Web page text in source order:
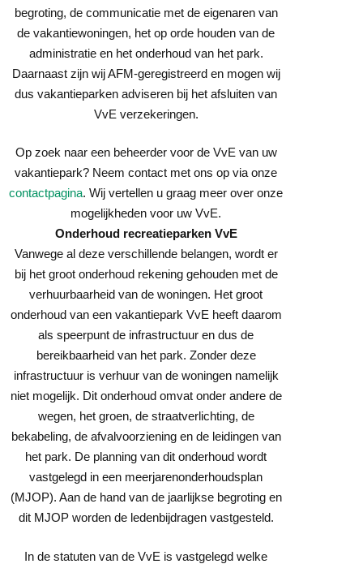
begroting, de communicatie met de eigenaren van
de vakantiewoningen, het op orde houden van de
administratie en het onderhoud van het park.
Daarnaast zijn wij AFM-geregistreerd en mogen wij
dus vakantieparken adviseren bij het afsluiten van
VvE verzekeringen.
Op zoek naar een beheerder voor de VvE van uw
vakantiepark? Neem contact met ons op via onze
contactpagina. Wij vertellen u graag meer over onze
mogelijkheden voor uw VvE.
Onderhoud recreatieparken VvE
Vanwege al deze verschillende belangen, wordt er
bij het groot onderhoud rekening gehouden met de
verhuurbaarheid van de woningen. Het groot
onderhoud van een vakantiepark VvE heeft daarom
als speerpunt de infrastructuur en dus de
bereikbaarheid van het park. Zonder deze
infrastructuur is verhuur van de woningen namelijk
niet mogelijk. Dit onderhoud omvat onder andere de
wegen, het groen, de straatverlichting, de
bekabeling, de afvalvoorziening en de leidingen van
het park. De planning van dit onderhoud wordt
vastgelegd in een meerjarenonderhoudsplan
(MJOP). Aan de hand van de jaarlijkse begroting en
dit MJOP worden de ledenbijdragen vastgesteld.
In de statuten van de VvE is vastgelegd welke